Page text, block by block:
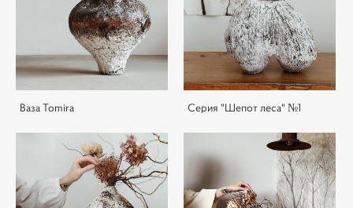
Ваза Tomira Серия "Шепот леса" №1